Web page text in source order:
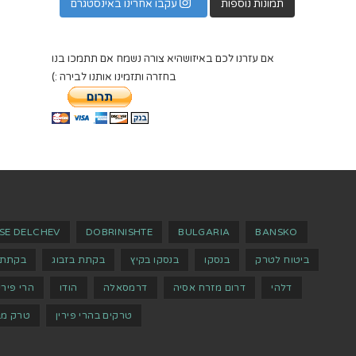
תמונות נוספות עקבו אחרינו באינסטגרם
אם עזרנו לכם באיזושהיא צורה נשמח אם תתמכו בנו
בחזרה ותזמינו אותנו לבירה :)
BANSKO
BULGARIA
DOBRINISHTE
DELCHEV
ביטוח לטרק בנסקו בנסקו בקיץ בקתת בזבוג בקתת
דלהי דרום מזרח אסיה דרמסאלה הודו הרי
טרקים בהרי פירין טרק